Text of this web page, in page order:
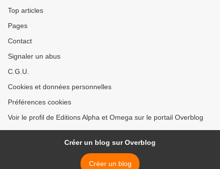
Top articles
Pages
Contact
Signaler un abus
C.G.U.
Cookies et données personnelles
Préférences cookies
Voir le profil de Editions Alpha et Omega sur le portail Overblog
Créer un blog sur Overblog
Créer un blog